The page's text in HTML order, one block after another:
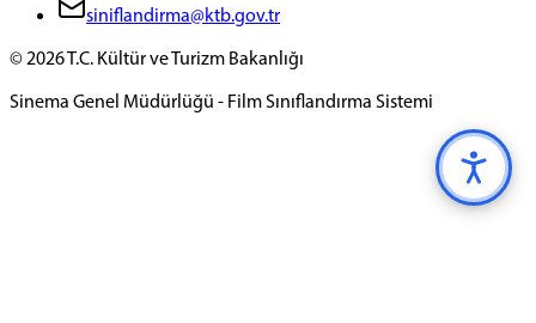
siniflandirma@ktb.gov.tr
© 2026T.C. Kültür ve Turizm Bakanlığı
Sinema Genel Müdürlüğü - Film Sınıflandırma Sistemi